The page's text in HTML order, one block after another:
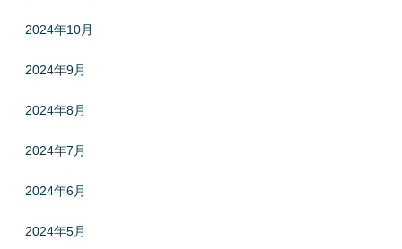
2024年10月
2024年9月
2024年8月
2024年7月
2024年6月
2024年5月